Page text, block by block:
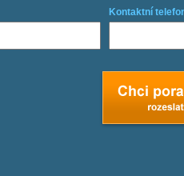
Kontaktní